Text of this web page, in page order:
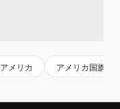
アメリカ アメリカ国旗